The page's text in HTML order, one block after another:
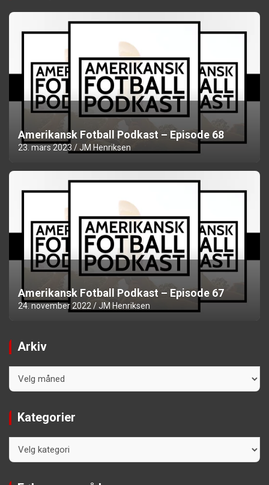
Amerikansk Fotball Podkast – Episode 68
23. mars 2023 JM Henriksen
Amerikansk Fotball Podkast – Episode 67
24. november 2022 JM Henriksen
Arkiv
Kategorier